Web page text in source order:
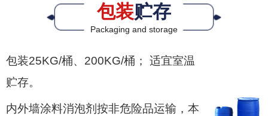
包装贮存
Packaging and storage
包装25KG/桶、200KG/桶； 适宜室温
贮存。
内外墙涂料消泡剂按非危险品运输，本